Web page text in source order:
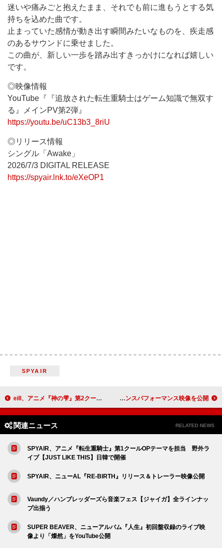
迷いや痛みごと抱えたまま、それでも前に進もうとする気
持ちを込めた曲です。
止まっていた感情が動き出す瞬間みたいなものを、疾走感
のあるサウンドに乗せました。
この曲が、新しい一歩を踏み出すきっかけになれば嬉しい
です。
◎映像情報
YouTube『『追放された転生重騎士はゲーム知識で無双す
る』メインPV第2弾』
https://youtu.be/uC13b3_8riU
◎リリース情報
シングル「Awake」
2026/7/3 DIGITAL RELEASE
https://spyair.lnk.to/eXeOP1
SPYAIR
eill、アニメ『神の雫』第2クールEDテーマ「エブリー・サマー」配信リリース SOTA HANAMURA（Da-iCE・花村想太）、キレのある「Lose」ダンスパフォーマンス映像を公開
関連ニュース RELATED NEWS
SPYAIR、アニメ『転生重騎士』第1クールOPテーマを担当 野外ラ
イブ【JUST LIKE THIS】日韓で開催
SPYAIR、ニューAL『RE-BIRTH』リリース＆トレーラー映像公開
Vaundy／ハンブレッダーズら音楽フェス【ジャイガ】全ラインナッ
プ出揃う
SUPER BEAVER、ニューアルバム『人生』初回盤収録のライブ映
像より「燦然」をYouTube公開